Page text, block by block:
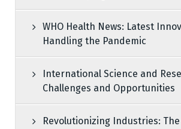
WHO Health News: Latest
Handling the Pandemic
International Science and
Challenges and Opportunities
Revolutionizing Industries: